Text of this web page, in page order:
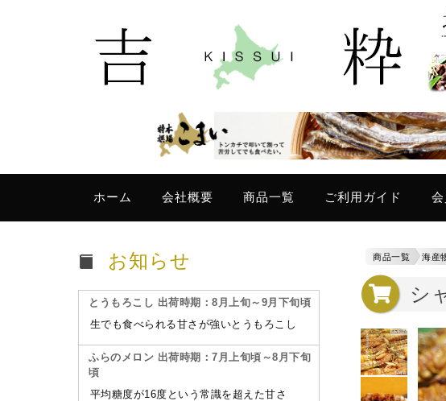
ホーム 会社概要 商品一覧 ご利用ガイド
商品一覧 海産
シ
お知らせ
とうもろこし 出荷時期：8月上旬～9月下旬頃
生でも食べられる甘さが強いとうもろこし
ふらのメロン 出荷時期：7月上旬頃～8月下旬
頃
平均糖度が16度という常識を超えた甘さ